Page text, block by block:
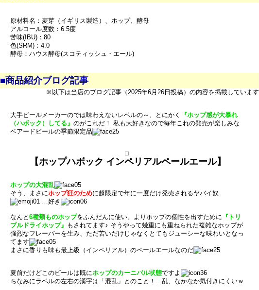
原材料名：麦芽（イギリス製造）、ホップ、酵母
アルコール度数：6.5度
苦味(IBU)：80
色(SRM)：4.0
酵母：ハウス酵母(スコティッシュ・エール)
■商品紹介ブログ記事
※以下は当店のブログ記事（2025年6月26日投稿）の内容を掲載しています
大手ビールメーカーのでは味わえないレベルの～、とにかく
『ホップ感が大暴れ
（ハボック）してる』 のがこれだ！ 私も大好きなので毎年これの発売が楽しみな
ベアードビールの季節限定品
【ホップハボック インペリアルペールエール】
ホップの大混乱
そう、まさにホップ狂のために超限定で年に一度だけ発売されるヤバイ奴
…好き
なんと 6種類ものホップをふんだんに使い、よりホップの個性を出すために 『トリ
プルドライホップ』 もされてます♪ そうやって幾重にも重ねられた複雑なホップが
強烈なフレーバーを生み、ただ苦いだけじゃなくとてもジューシーな味わいとなっ
てます
まさに香りも味も最上級（インペリアル）のペールエールなのだ
夏前だけどこのビールは既にホップのカーニバル状態ですよ
ちなみにラベルの左右の漢字は「混乱」とのこと！…乱、なかなか気付きにくいｗ